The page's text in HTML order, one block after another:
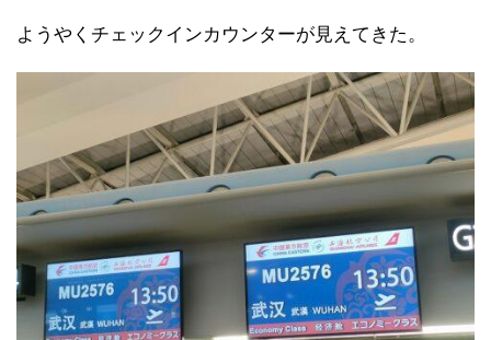
ようやくチェックインカウンターが見えてきた。